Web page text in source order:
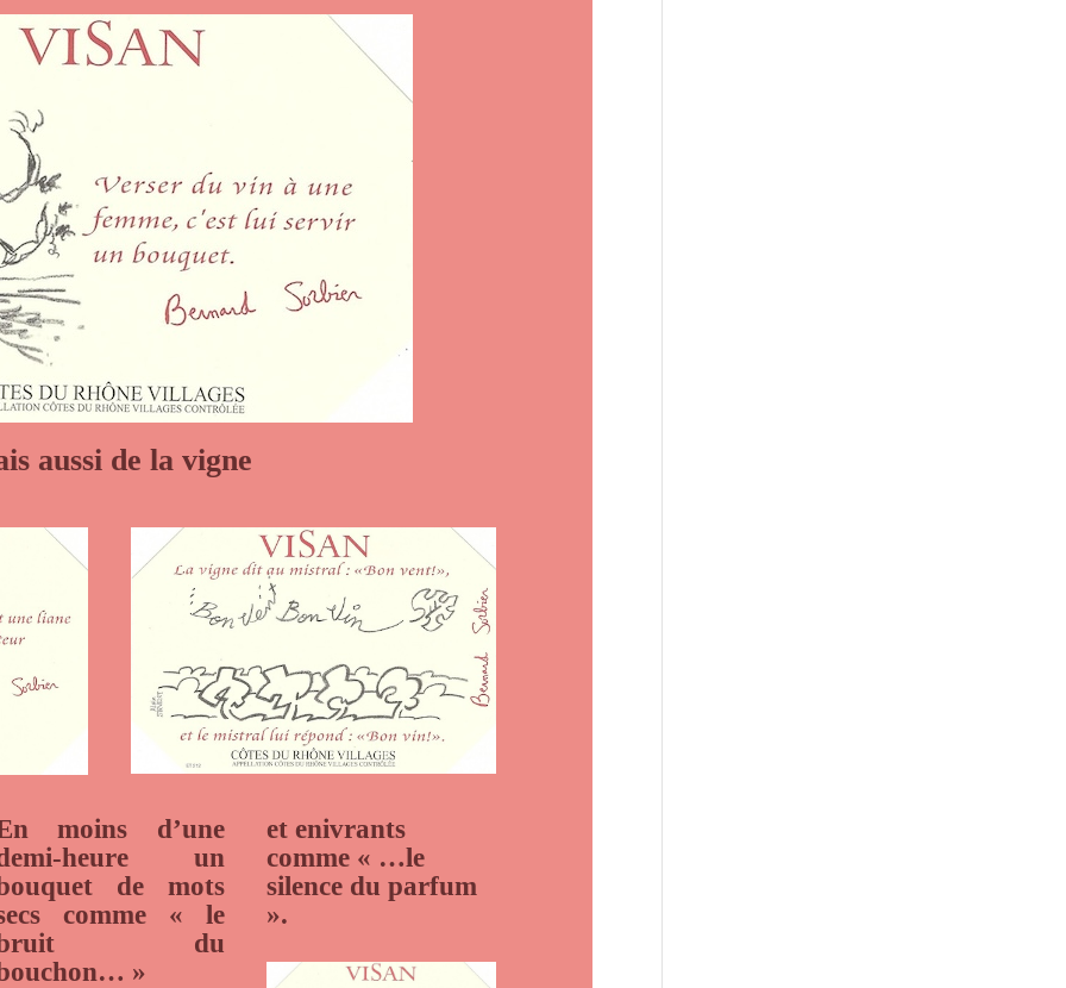
aussi de la vigne
moins d’une
heure un
de mots
comme « le
du
»
et enivrants
comme « …le
silence du parfum
».